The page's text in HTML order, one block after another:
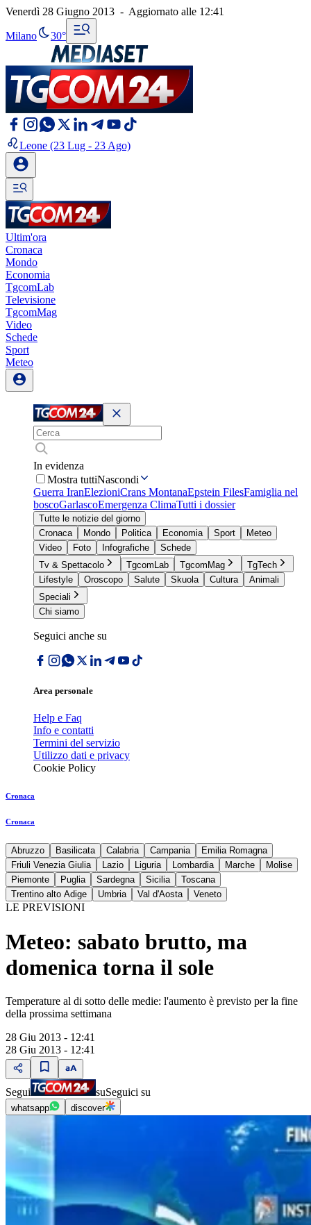
Venerdì 28 Giugno 2013 - Aggiornato alle 12:41
Milano 30°
Leone (23 Lug - 23 Ago)
Ultim'ora
Cronaca
Mondo
Economia
TgcomLab
Televisione
TgcomMag
Video
Schede
Sport
Meteo
In evidenza
Mostra tuttiNascondi
Guerra IranElezioniCrans MontanaEpstein FilesFamiglia nel
boscoGarlascoEmergenza ClimaTutti i dossier
Tutte le notizie del giorno
Cronaca
Mondo Politica Economia Sport
Meteo
Video
Foto Infografiche
Schede
Tv & Spettacolo
TgcomLab TgcomMag
TgTech
Lifestyle
Oroscopo Salute Skuola Cultura
Animali
Speciali
Chi siamo
Seguici anche su
Area personale
Help e Faq
Info e contatti
Termini del servizio
Utilizzo dati e privacy
Cookie Policy
Cronaca
Cronaca
Abruzzo Basilicata Calabria Campania
Emilia Romagna
Friuli Venezia Giulia
Lazio Liguria Lombardia Marche
Molise
Piemonte
Puglia Sardegna Sicilia
Toscana
Trentino alto Adige
Umbria Val d'Aosta Veneto
LE PREVISIONI
Meteo: sabato brutto, ma
domenica torna il sole
Temperature al di sotto delle medie: l'aumento è previsto per la fine
della prossima settimana
28 Giu 2013 - 12:41
28 Giu 2013 - 12:41
Segui suSeguici su
whatsapp discover